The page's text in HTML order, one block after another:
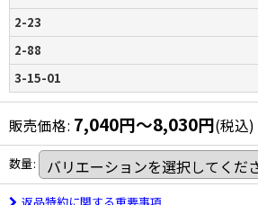
2-23
2-88
3-15-01
販売価格: 7,040円～8,030円(税込)
数量: